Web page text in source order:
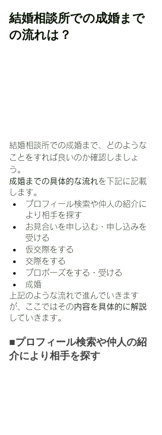
結婚相談所での成婚まで
の流れは？
結婚相談所での成婚まで、どのような
ことをすれば良いのか確認しましょ
う。
成婚までの具体的な流れ を下記に記載
します。
プロフィール検索や仲人の紹介に
より相手を探す
お見合いを申し込む・申し込みを
受ける
仮交際をする
交際をする
プロポーズをする・受ける
成婚
上記のような流れで進んでいきます
が、ここではその内容を具体的に解説
していきます。
■プロフィール検索や仲人の紹
介により相手を探す